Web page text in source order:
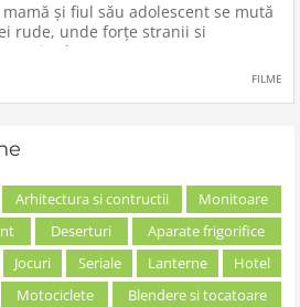
şi fiul său adolescent se mută
rude, unde forţe stranii si
lor.
FILME
Arhitectura si contructii
Monitoare
Deserturi
Aparate frigorifice
Jocuri Seriale Lanterne
Hotel
Motociclete
Blendere si tocatoare